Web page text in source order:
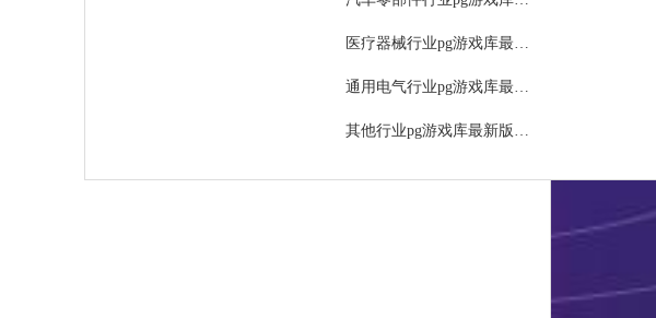
医疗器械行业pg游戏库最新版本的解决方案
通用电气行业pg游戏库最新版本的解决方案
其他行业pg游戏库最新版本的解决方案